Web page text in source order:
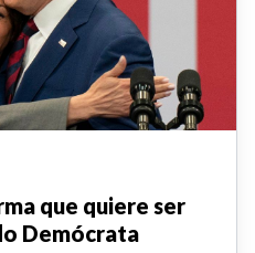
que quiere ser
Demócrata